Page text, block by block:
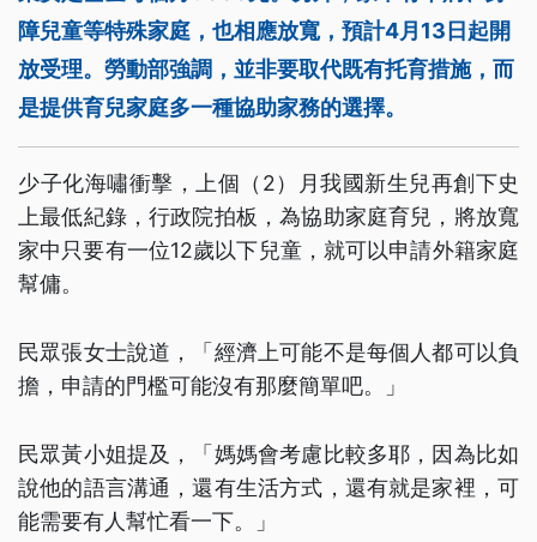
障兒童等特殊家庭，也相應放寬，預計4月13日起開
放受理。勞動部強調，並非要取代既有托育措施，而
是提供育兒家庭多一種協助家務的選擇。
少子化海嘯衝擊，上個（2）月我國新生兒再創下史
上最低紀錄，行政院拍板，為協助家庭育兒，將放寬
家中只要有一位12歲以下兒童，就可以申請外籍家庭
幫傭。
民眾張女士說道，「經濟上可能不是每個人都可以負
擔，申請的門檻可能沒有那麼簡單吧。」
民眾黃小姐提及，「媽媽會考慮比較多耶，因為比如
說他的語言溝通，還有生活方式，還有就是家裡，可
能需要有人幫忙看一下。」